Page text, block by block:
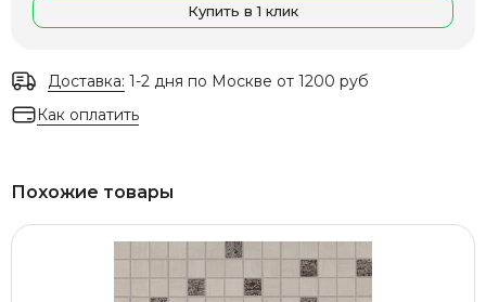
Купить в 1 клик
Доставка: 1-2 дня по Москве от 1200 руб
Как оплатить
Похожие товары